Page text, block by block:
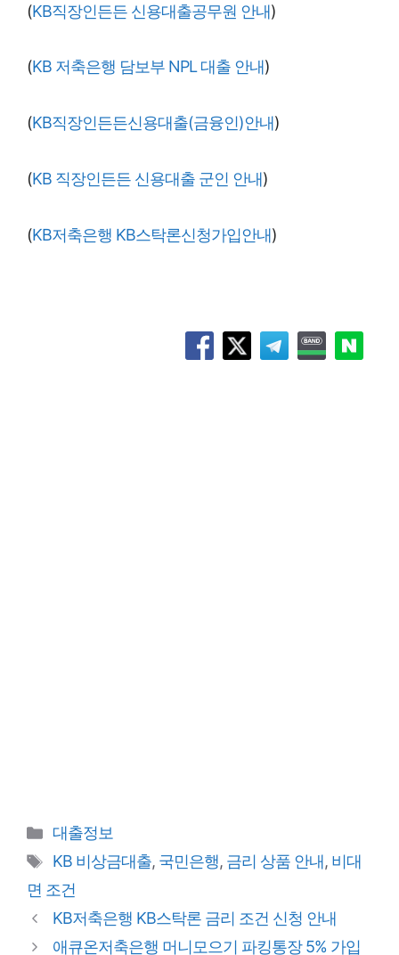
(KB직장인든든 신용대출공무원 안내)
(KB 저축은행 담보부 NPL 대출 안내)
(KB직장인든든신용대출(금융인)안내)
(KB 직장인든든 신용대출 군인 안내)
(KB저축은행 KB스탁론신청가입안내)
카
테
리
대출정보
태
그
KB 비상금대출, 국민은행, 금리 상품 안내, 비대
면 조건
KB저축은행 KB스탁론 금리 조건 신청 안내
애큐온저축은행 머니모으기 파킹통장 5% 가입